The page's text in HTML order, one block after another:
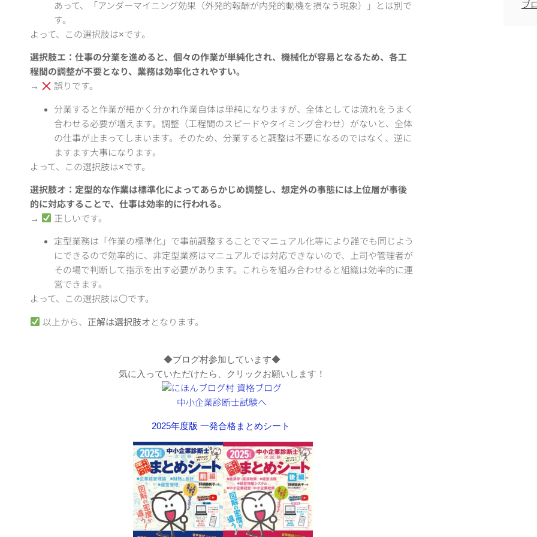
あって、「アンダーマイニング効果（外発的報酬が内発的動機を損なう現象）」とは別で
す。
よって、この選択肢は×です。
選択肢エ：仕事の分業を進めると、個々の作業が単純化され、機械化が容易となるため、各工
程間の調整が不要となり、業務は効率化されやすい。
→
誤りです。
分業すると作業が細かく分かれ作業自体は単純になりますが、全体としては流れをうまく
合わせる必要が増えます。調整（工程間のスピードやタイミング合わせ）がないと、全体
の仕事が止まってしまいます。そのため、分業すると調整は不要になるのではなく、逆に
ますます大事になります。
よって、この選択肢は×です。
選択肢オ：定型的な作業は標準化によってあらかじめ調整し、想定外の事態には上位層が事後
的に対応することで、仕事は効率的に行われる。
→
正しいです。
定型業務は「作業の標準化」で事前調整することでマニュアル化等により誰でも同じよう
にできるので効率的に、非定型業務はマニュアルでは対応できないので、上司や管理者が
その場で判断して指示を出す必要があります。これらを組み合わせると組織は効率的に運
営できます。
よって、この選択肢は〇です。
以上から、 正解は選択肢オ となります。
◆ブログ村参加しています◆
気に入っていただけたら、クリックお願いします！
2025年度版 一発合格まとめシート
ブ